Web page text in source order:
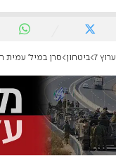
ערוץ 7 ביטחון סרן במיל' עמית